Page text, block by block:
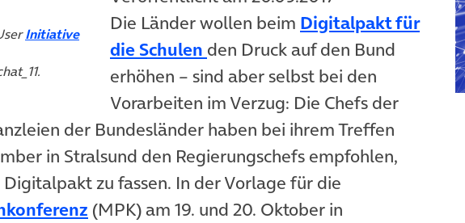
neuem Tab)
Initiative
Die Länder wollen beim Digitalpakt für
die Schulen (öffnet in neuem Tab)
den Druck auf den Bund
erhöhen – sind aber selbst bei den
Vorarbeiten im Verzug: Die Chefs der
der Bundesländer haben bei ihrem Treffen
in Stralsund den Regierungschefs empfohlen,
Digitalpakt zu fassen. In der Vorlage für die
(öffnet in neuem Tab)
(MPK) am 19. und 20. Oktober in